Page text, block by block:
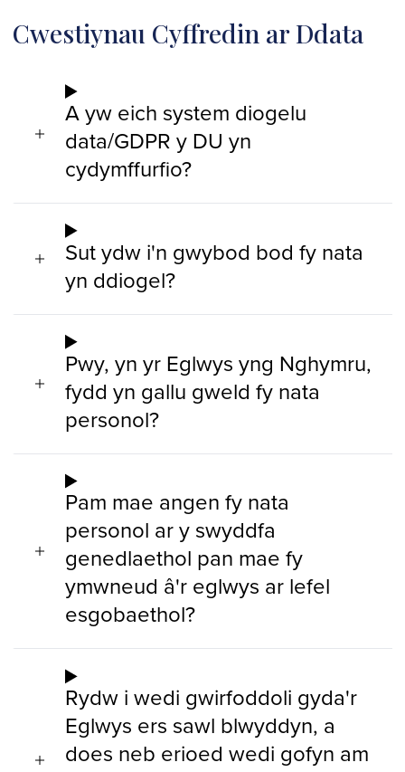
Cwestiynau Cyffredin ar Ddata
A yw eich system diogelu
data/GDPR y DU yn
cydymffurfio?
Sut ydw i'n gwybod bod fy nata
yn ddiogel?
Pwy, yn yr Eglwys yng Nghymru,
fydd yn gallu gweld fy nata
personol?
Pam mae angen fy nata
personol ar y swyddfa
genedlaethol pan mae fy
ymwneud â'r eglwys ar lefel
esgobaethol?
Rydw i wedi gwirfoddoli gyda'r
Eglwys ers sawl blwyddyn, a
does neb erioed wedi gofyn am